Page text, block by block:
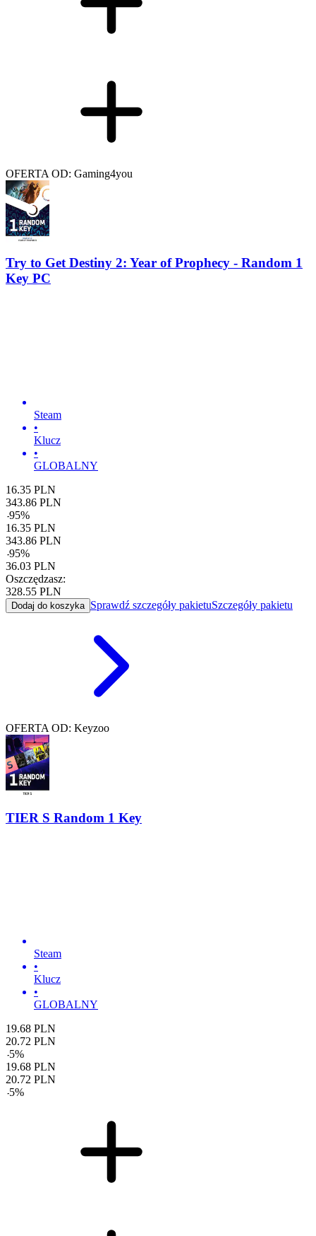
OFERTA OD: Gaming4you
Try to Get Destiny 2: Year of Prophecy - Random 1
Key PC
Steam
•
Klucz
•
GLOBALNY
16.35 PLN
343.86 PLN
-95%
16.35 PLN
343.86 PLN
-95%
36.03 PLN
Oszczędzasz:
328.55 PLN
Dodaj do koszyka Sprawdź szczegóły pakietuSzczegóły pakietu
OFERTA OD: Keyzoo
TIER S Random 1 Key
Steam
•
Klucz
•
GLOBALNY
19.68 PLN
20.72 PLN
-5%
19.68 PLN
20.72 PLN
-5%